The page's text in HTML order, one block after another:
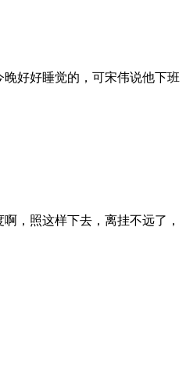
好好睡觉的，可宋伟说他下班
，照这样下去，离挂不远了，